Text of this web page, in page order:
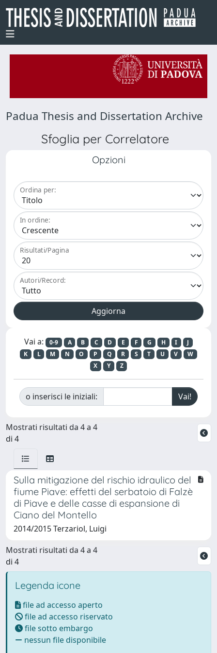
Padua Thesis and Dissertation Archive
Sfoglia per Correlatore
Opzioni
Ordina per:
In ordine:
Risultati/Pagina
Autori/Record:
Vai a: 0-9 A B C D E F G H I
J
K
L M N O P Q R S T U V
W
X
Y Z
o inserisci le iniziali:
Mostrati risultati da 4 a 4
di 4
Sulla mitigazione del rischio idraulico del
fiume Piave: effetti del serbatoio di Falzè
di Piave e delle casse di espansione di
Ciano del Montello
2014/2015 Terzariol, Luigi
Mostrati risultati da 4 a 4
di 4
Legenda icone
file ad accesso aperto
file ad accesso riservato
file sotto embargo
nessun file disponibile